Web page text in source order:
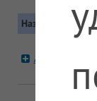
Название
А5 №189